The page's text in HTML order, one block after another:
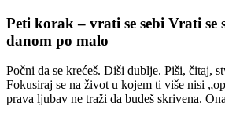
Peti korak – vrati se sebi Vrati se
danom po malo
Počni da se krećeš. Diši dublje. Piši, čitaj,
Fokusiraj se na život u kojem ti više nisi
prava ljubav ne traži da budeš skrivena.